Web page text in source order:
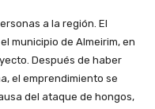
a la región. El
municipio de Almeirim, en
Después de haber
el emprendimiento se
del ataque de hongos,